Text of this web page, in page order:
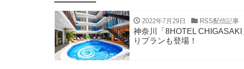
2022年7月29日 RSS配信記事
神奈川「8HOTEL
りプランも登場！